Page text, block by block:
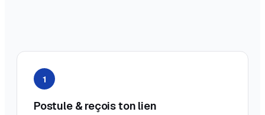
1
Postule & reçois ton lien